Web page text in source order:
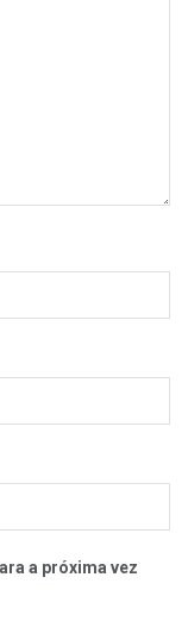
a próxima vez